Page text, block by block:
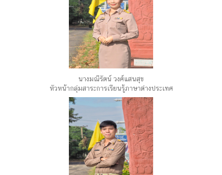
นางมณีรัตน์ วงศ์แสนสุข
หัวหน้ากลุ่มสาระการเรียนรู้ภาษาต่างประเทศ